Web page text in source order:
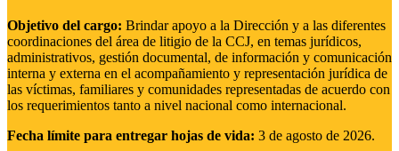
Objetivo del cargo: Brindar apoyo a la Dirección y a las diferentes
coordinaciones del área de litigio de la CCJ, en temas jurídicos,
administrativos, gestión documental, de información y comunicación
interna y externa en el acompañamiento y representación jurídica de
las víctimas, familiares y comunidades representadas de acuerdo con
los requerimientos tanto a nivel nacional como internacional.
Fecha límite para entregar hojas de vida: 3 de agosto de 2026.